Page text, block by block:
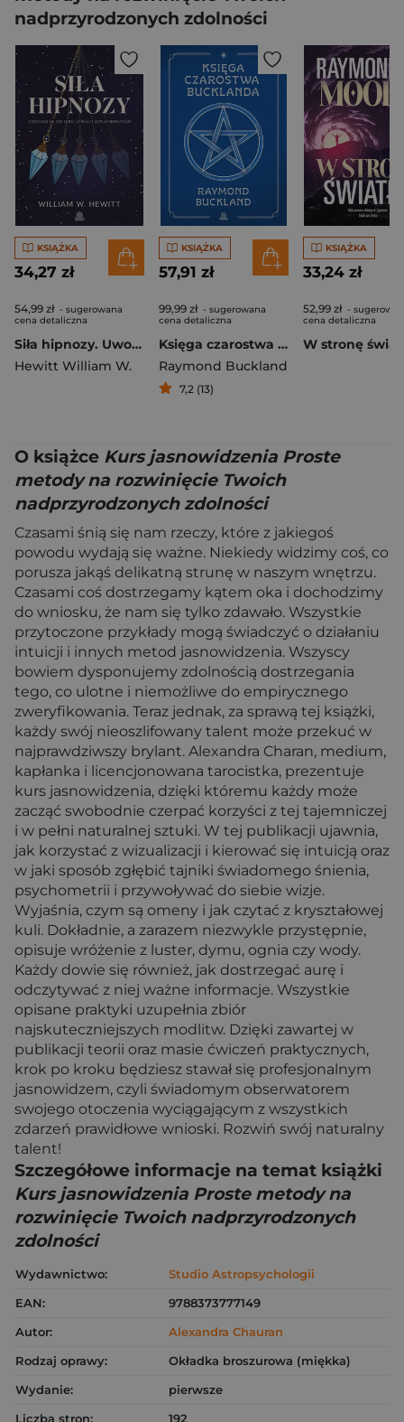
nadprzyrodzonych zdolności
KSIĄŻKA
34,27 zł
54,99 zł - sugerowana
cena detaliczna
Siła hipnozy. Uwolnij się od lęku, stresu i złych nawyków wyd. 2026
Hewitt William W.
KSIĄŻKA
57,91 zł
99,99 zł - sugerowana
cena detaliczna
Księga czarostwa Bucklanda
Raymond Buckland
7,2 (13)
KSIĄŻKA
33,24 zł
52,99 zł -
cena detaliczna
O książce Kurs jasnowidzenia Proste
metody na rozwinięcie Twoich
nadprzyrodzonych zdolności
Czasami śnią się nam rzeczy, które z jakiegoś
powodu wydają się ważne. Niekiedy widzimy coś, co
porusza jakąś delikatną strunę w naszym wnętrzu.
Czasami coś dostrzegamy kątem oka i dochodzimy
do wniosku, że nam się tylko zdawało. Wszystkie
przytoczone przykłady mogą świadczyć o działaniu
intuicji i innych metod jasnowidzenia. Wszyscy
bowiem dysponujemy zdolnością dostrzegania
tego, co ulotne i niemożliwe do empirycznego
zweryfikowania. Teraz jednak, za sprawą tej książki,
każdy swój nieoszlifowany talent może przekuć w
najprawdziwszy brylant. Alexandra Charan, medium,
kapłanka i licencjonowana tarocistka, prezentuje
kurs jasnowidzenia, dzięki któremu każdy może
zacząć swobodnie czerpać korzyści z tej tajemniczej
i w pełni naturalnej sztuki. W tej publikacji ujawnia,
jak korzystać z wizualizacji i kierować się intuicją oraz
w jaki sposób zgłębić tajniki świadomego śnienia,
psychometrii i przywoływać do siebie wizje.
Wyjaśnia, czym są omeny i jak czytać z kryształowej
kuli. Dokładnie, a zarazem niezwykle przystępnie,
opisuje wróżenie z luster, dymu, ognia czy wody.
Każdy dowie się również, jak dostrzegać aurę i
odczytywać z niej ważne informacje. Wszystkie
opisane praktyki uzupełnia zbiór
najskuteczniejszych modlitw. Dzięki zawartej w
publikacji teorii oraz masie ćwiczeń praktycznych,
krok po kroku będziesz stawał się profesjonalnym
jasnowidzem, czyli świadomym obserwatorem
swojego otoczenia wyciągającym z wszystkich
zdarzeń prawidłowe wnioski. Rozwiń swój naturalny
talent!
Szczegółowe informacje na temat książki
Kurs jasnowidzenia Proste metody na
rozwinięcie Twoich nadprzyrodzonych
zdolności
Wydawnictwo:
Studio Astropsychologii
EAN:
9788373777149
Autor:
Alexandra Chauran
Rodzaj oprawy:
Okładka broszurowa (miękka)
Wydanie:
pierwsze
Liczba stron:
192